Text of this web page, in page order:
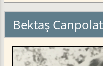
Bektaş Canpolat